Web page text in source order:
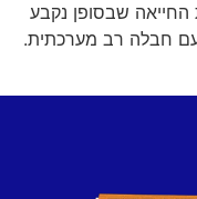
החייאה שבסופן נקבע
שמש, עם חבלה רב מערכתית.